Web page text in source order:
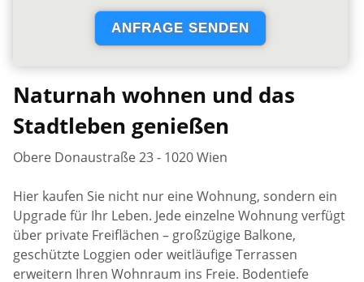
Naturnah wohnen und das
Stadtleben genießen
Obere Donaustraße 23 - 1020 Wien
Hier kaufen Sie nicht nur eine Wohnung, sondern ein
Upgrade für Ihr Leben. Jede einzelne Wohnung verfügt
über private Freiflächen – großzügige Balkone,
geschützte Loggien oder weitläufige Terrassen
erweitern Ihren Wohnraum ins Freie. Bodentiefe